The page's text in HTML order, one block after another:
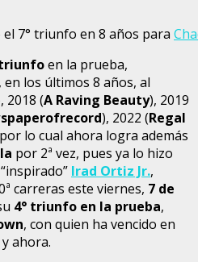
7° triunfo en 8 años para
en la prueba,
los últimos 8 años, al
2018 (A Raving Beauty), 2019
), 2022 (Regal
lo cual ahora logra además
por 2ª vez, pues ya lo hizo
Irad Ortiz Jr.,
carreras este viernes, 7 de
4° triunfo en la prueba,
, con quien ha vencido en
ahora.